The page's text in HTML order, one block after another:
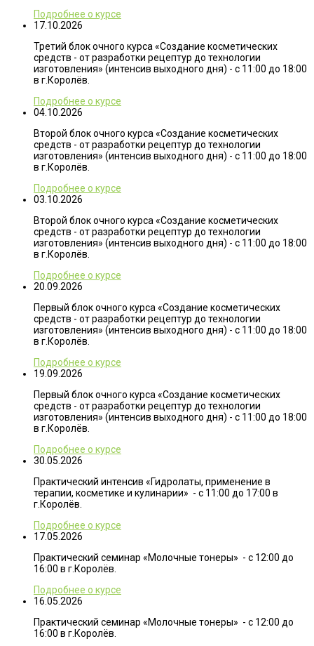
Подробнее о курсе
17.10.2026
Третий блок очного курса «Создание косметических
средств - от разработки рецептур до технологии
изготовления» (интенсив выходного дня) - с 11:00 до 18:00
в г.Королёв.
Подробнее о курсе
04.10.2026
Второй блок очного курса «Создание косметических
средств - от разработки рецептур до технологии
изготовления» (интенсив выходного дня) - с 11:00 до 18:00
в г.Королёв.
Подробнее о курсе
03.10.2026
Второй блок очного курса «Создание косметических
средств - от разработки рецептур до технологии
изготовления» (интенсив выходного дня) - с 11:00 до 18:00
в г.Королёв.
Подробнее о курсе
20.09.2026
Первый блок очного курса «Создание косметических
средств - от разработки рецептур до технологии
изготовления» (интенсив выходного дня) - с 11:00 до 18:00
в г.Королёв.
Подробнее о курсе
19.09.2026
Первый блок очного курса «Создание косметических
средств - от разработки рецептур до технологии
изготовления» (интенсив выходного дня) - с 11:00 до 18:00
в г.Королёв.
Подробнее о курсе
30.05.2026
Практический интенсив «Гидролаты, применение в
терапии, косметике и кулинарии» - с 11:00 до 17:00 в
г.Королёв.
Подробнее о курсе
17.05.2026
Практический семинар «Молочные тонеры» - с 12:00 до
16:00 в г.Королёв.
Подробнее о курсе
16.05.2026
Практический семинар «Молочные тонеры» - с 12:00 до
16:00 в г.Королёв.